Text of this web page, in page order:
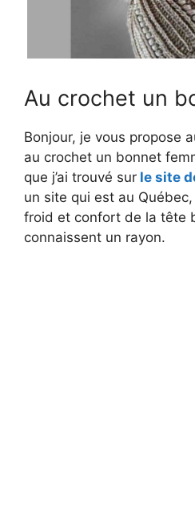
Au crochet un
Bonjour, je vous propose
au crochet un bonnet
que j’ai trouvé sur le site
un site qui est au
froid et confort de la tête
connaissent un rayon.